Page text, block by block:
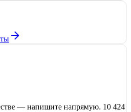
— напишите напрямую. 10 424